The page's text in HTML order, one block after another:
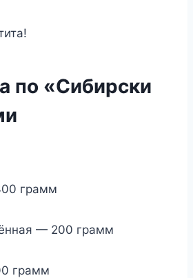
по «Сибирски
грамм
— 200 грамм
грамм